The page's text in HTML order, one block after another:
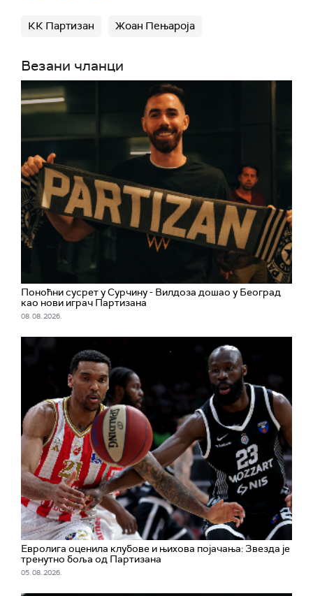
КК Партизан Жоан Пењароја
Везани чланци
Поноћни сусрет у Сурчину - Вилдоза дошао у Београд
као нови играч Партизана
08. 08. 2026.
Евролига оценила клубове и њихова појачања: Звезда је
тренутно боља од Партизана
05. 08. 2026.